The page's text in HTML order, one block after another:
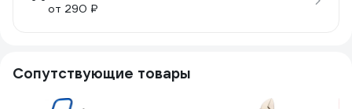
от 290 ₽
Сопутствующие товары